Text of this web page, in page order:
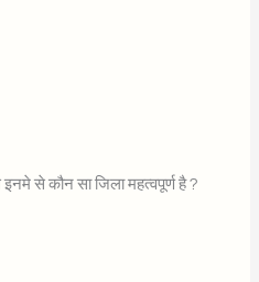
इनमे से कौन सा जिला महत्वपूर्ण है ?